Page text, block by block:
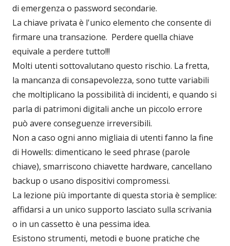
di emergenza o password secondarie.
La chiave privata è l'unico elemento che consente di
firmare una transazione. Perdere quella chiave
equivale a perdere tutto!!!
Molti utenti sottovalutano questo rischio. La fretta,
la mancanza di consapevolezza, sono tutte variabili
che moltiplicano la possibilità di incidenti, e quando si
parla di patrimoni digitali anche un piccolo errore
può avere conseguenze irreversibili.
Non a caso ogni anno migliaia di utenti fanno la fine
di Howells: dimenticano le seed phrase (parole
chiave), smarriscono chiavette hardware, cancellano
backup o usano dispositivi compromessi.
La lezione più importante di questa storia è semplice:
affidarsi a un unico supporto lasciato sulla scrivania
o in un cassetto è una pessima idea.
Esistono strumenti, metodi e buone pratiche che